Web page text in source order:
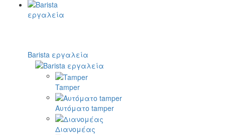
Barista εργαλεία
Tamper
Αυτόματο tamper
Διανομέας